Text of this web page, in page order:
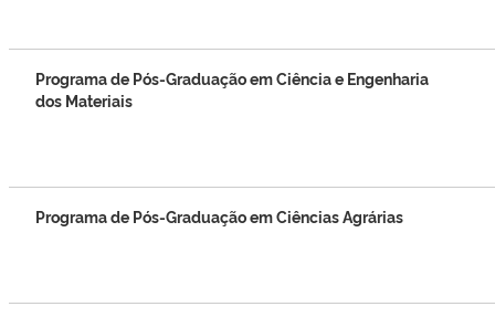
Programa de Pós-Graduação em Ciência e Engenharia
dos Materiais
Programa de Pós-Graduação em Ciências Agrárias